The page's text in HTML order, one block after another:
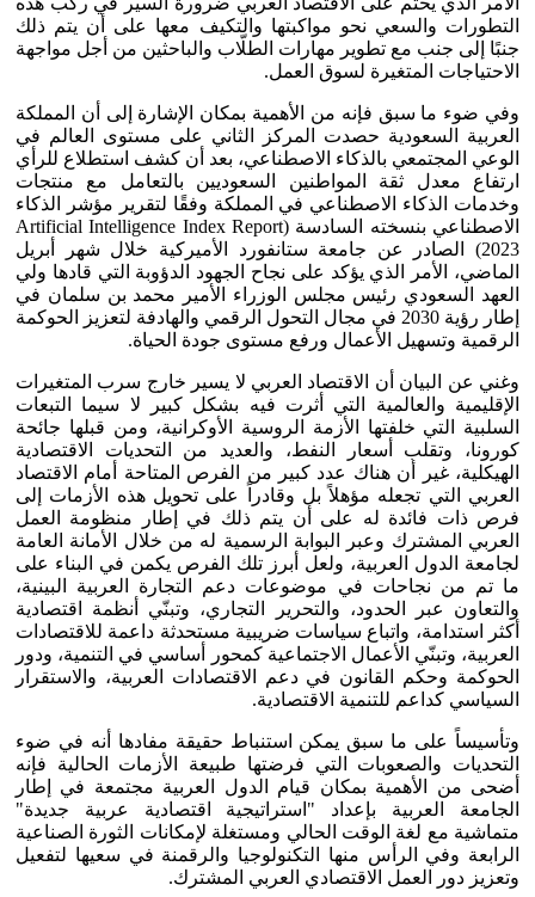
التطورات والسعي نحو مواكبتها والتكيف معها على أن يتم ذلك
جنبًا إلى جنب مع تطوير مهارات الطلّاب والباحثين من أجل مواجهة
الاحتياجات المتغيرة لسوق العمل.
وفي ضوء ما سبق فإنه من الأهمية بمكان الإشارة إلى أن المملكة
العربية السعودية حصدت المركز الثاني على مستوى العالم في
الوعي المجتمعي بالذكاء الاصطناعي، بعد أن كشف استطلاع للرأي
ارتفاع معدل ثقة المواطنين السعوديين بالتعامل مع منتجات
وخدمات الذكاء الاصطناعي في المملكة وفقًا لتقرير مؤشر الذكاء
الاصطناعي بنسخته السادسة (Artificial Intelligence Index Report
2023) الصادر عن جامعة ستانفورد الأميركية خلال شهر أبريل
الماضي، الأمر الذي يؤكد على نجاح الجهود الدؤوبة التي قادها ولي
العهد السعودي رئيس مجلس الوزراء الأمير محمد بن سلمان في
إطار رؤية 2030 في مجال التحول الرقمي والهادفة لتعزيز الحوكمة
الرقمية وتسهيل الأعمال ورفع مستوى جودة الحياة.
وغني عن البيان أن الاقتصاد العربي لا يسير خارج سرب المتغيرات
الإقليمية والعالمية التي أثرت فيه بشكل كبير لا سيما التبعات
السلبية التي خلفتها الأزمة الروسية الأوكرانية، ومن قبلها جائحة
كورونا، وتقلب أسعار النفط، والعديد من التحديات الاقتصادية
الهيكلية، غير أن هناك عدد كبير من الفرص المتاحة أمام الاقتصاد
العربي التي تجعله مؤهلاً بل وقادراً على تحويل هذه الأزمات إلى
فرص ذات فائدة له على أن يتم ذلك في إطار منظومة العمل
العربي المشترك وعبر البوابة الرسمية له من خلال الأمانة العامة
لجامعة الدول العربية، ولعل أبرز تلك الفرص يكمن في البناء على
ما تم من نجاحات في موضوعات دعم التجارة العربية البينية،
والتعاون عبر الحدود، والتحرير التجاري، وتبنّي أنظمة اقتصادية
أكثر استدامة، واتباع سياسات ضريبية مستحدثة داعمة للاقتصادات
العربية، وتبنّي الأعمال الاجتماعية كمحور أساسي في التنمية، ودور
الحوكمة وحكم القانون في دعم الاقتصادات العربية، والاستقرار
السياسي كداعم للتنمية الاقتصادية.
وتأسيساً على ما سبق یمكن استنباط حقيقة مفادها أنه في ضوء
التحديات والصعوبات التي فرضتها طبيعة الأزمات الحالية فإنه
أضحى من الأهمية بمكان قيام الدول العربية مجتمعة في إطار
الجامعة العربية بإعداد "استراتيجية اقتصادية عربية جديدة"
متماشية مع لغة الوقت الحالي ومستغلة لإمكانات الثورة الصناعية
الرابعة وفي الرأس منها التكنولوجيا والرقمنة في سعيها لتفعيل
وتعزيز دور العمل الاقتصادي العربي المشترك.